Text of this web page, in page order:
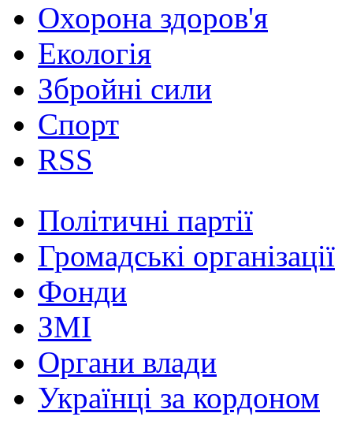
Охорона здоров'я
Екологія
Збройні сили
Спорт
RSS
Політичні партії
Громадські організації
Фонди
ЗМІ
Органи влади
Українці за кордоном